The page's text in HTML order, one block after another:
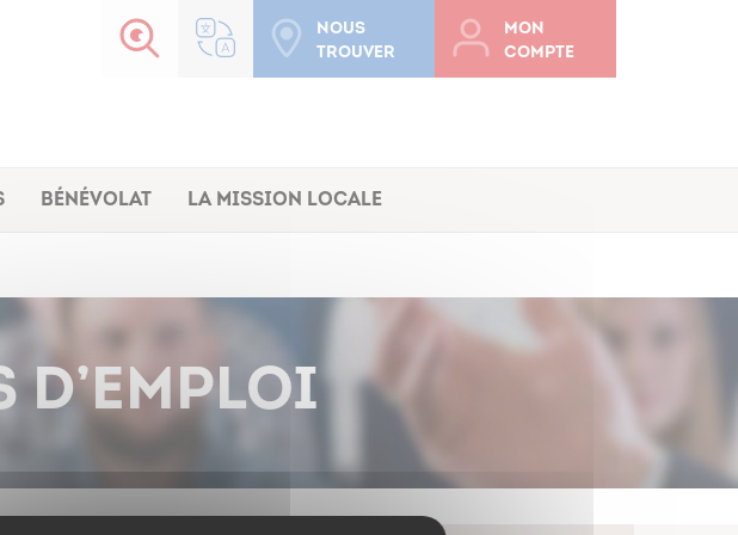
Nous
trouver
Mon
compte
Bénévolat La Mission Locale
D’EMPLOI